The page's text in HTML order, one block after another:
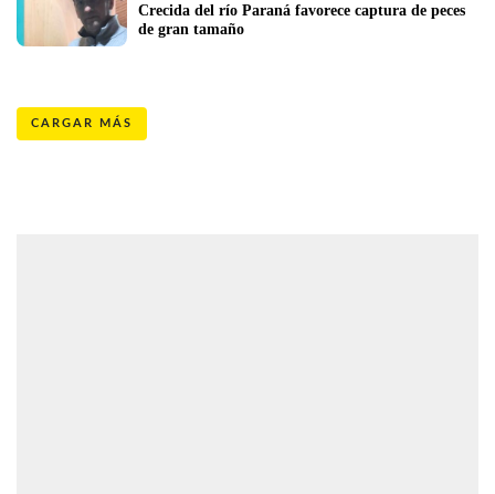
Crecida del río Paraná favorece captura de peces
de gran tamaño
CARGAR MÁS